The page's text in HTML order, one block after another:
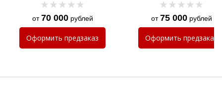
Хочу такую
от70 000рублей
Оформить предзаказ
от75 000рублей
Оформить предзаказ